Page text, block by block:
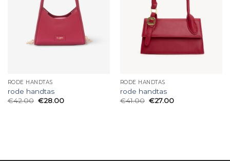
RODE HANDTAS
rode handtas
€42.00 €28.00
RODE HANDTAS
rode handtas
€41.00 €27.00